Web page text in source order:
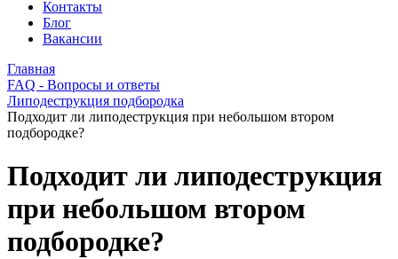
Контакты
Блог
Вакансии
Главная
FAQ - Вопросы и ответы
Липодеструкция подбородка
Подходит ли липодеструкция при небольшом втором
подбородке?
Подходит ли липодеструкция
при небольшом втором
подбородке?